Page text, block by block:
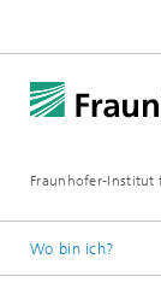
Fraunhofer-Institut
Wo bin ich?